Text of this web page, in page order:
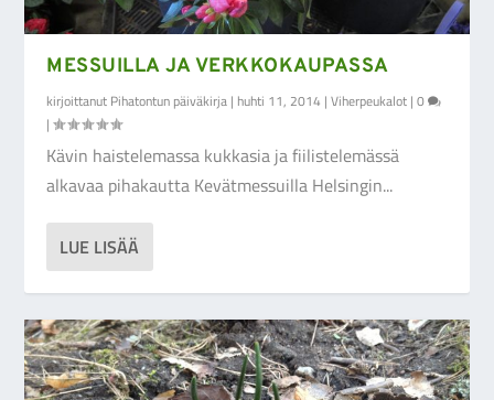
MESSUILLA JA VERKKOKAUPASSA
kirjoittanut Pihatontun päiväkirja | huhti 11, 2014 |Viherpeukalot |0
|
Kävin haistelemassa kukkasia ja fiilistelemässä
alkavaa pihakautta Kevätmessuilla Helsingin...
LUE LISÄÄ